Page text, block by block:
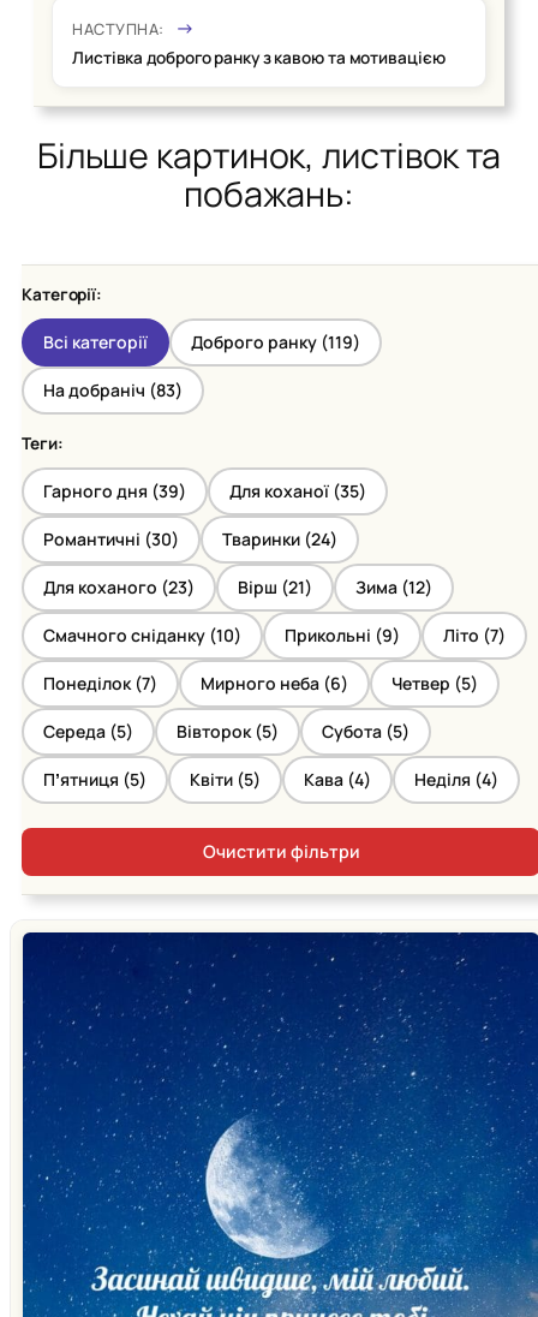
НАСТУПНА:
Листівка доброго ранку з кавою та мотивацією
Більше картинок, листівок та
побажань:
Категорії:
Всі категорії Доброго ранку (119)
На добраніч (83)
Теги:
Гарного дня (39) Для коханої (35)
Романтичні (30) Тваринки (24)
Для коханого (23) Вірш (21) Зима (12)
Смачного сніданку (10) Прикольні (9) Літо (7)
Понеділок (7) Мирного неба (6) Четвер (5)
Середа (5) Вівторок (5) Субота (5)
Пʼятниця (5) Квіти (5) Кава (4) Неділя (4)
Очистити фільтри